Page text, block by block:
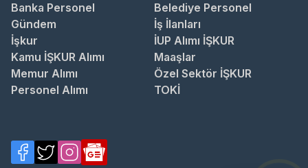
Banka Personel
Belediye Personel
Gündem
İş İlanları
İşkur
İUP Alımı İŞKUR
Kamu İŞKUR Alımı
Maaşlar
Memur Alımı
Özel Sektör İŞKUR
Personel Alımı
TOKİ